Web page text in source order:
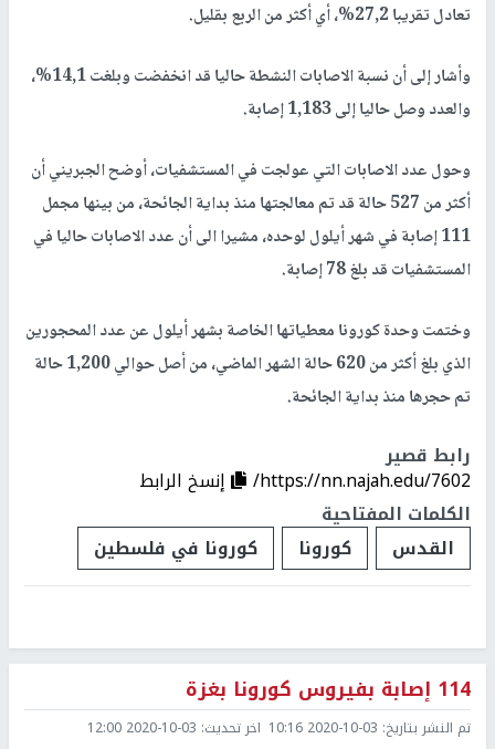
تعادل تقريبا 27,2%، أي أكثر من الربع بقليل.
وأشار إلى أن نسبة الاصابات النشطة حاليا قد انخفضت وبلغت 14,1%،
والعدد وصل حاليا إلى 1,183 إصابة.
وحول عدد الاصابات التي عولجت في المستشفيات، أوضح الجبريني أن
أكثر من 527 حالة قد تم معالجتها منذ بداية الجائحة، من بينها مجمل
111 إصابة في شهر أيلول لوحده، مشيرا الى أن عدد الاصابات حاليا في
المستشفيات قد بلغ 78 إصابة.
وختمت وحدة كورونا معطياتها الخاصة بشهر أيلول عن عدد المحجورين
الذي بلغ أكثر من 620 حالة الشهر الماضي، من أصل حوالي 1,200 حالة
تم حجرها منذ بداية الجائحة.
رابط قصير
https://nn.najah.edu/7602/
إنسخ الرابط
الكلمات المفتاحية
القدس
كورونا كورونا في فلسطين
114 إصابة بفيروس كورونا بغزة
تم النشر بتاريخ: 2020-10-03 10:16 اخر تحديث: 2020-10-03 12:00